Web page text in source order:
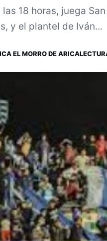
las 18 horas, juega
y el plantel de Iván...
EL MORRO DE ARICA